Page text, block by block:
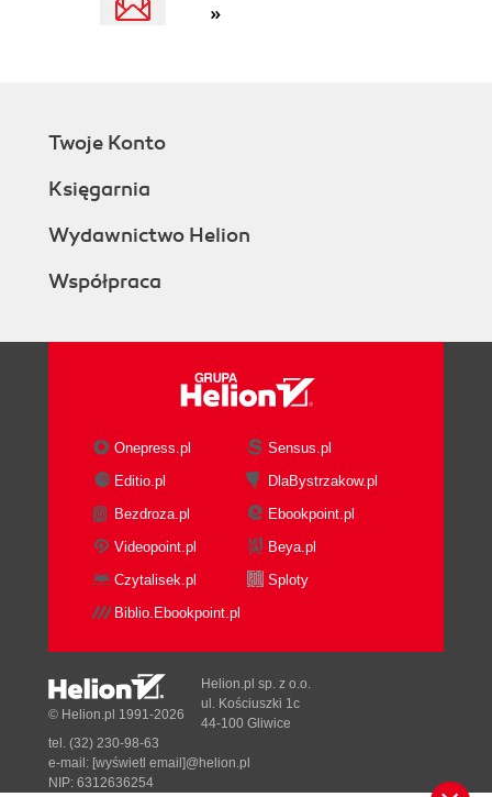
»
Twoje Konto
Księgarnia
Wydawnictwo Helion
Współpraca
Onepress.pl
Sensus.pl
Editio.pl
DlaBystrzakow.pl
Bezdroza.pl
Ebookpoint.pl
Videopoint.pl
Beya.pl
Czytalisek.pl
Sploty
Biblio.Ebookpoint.pl
© Helion.pl 1991-2026
Helion.pl sp. z o.o.
ul. Kościuszki 1c
44-100 Gliwice
tel. (32) 230-98-63
e-mail: [wyświetl email]@helion.pl
NIP: 6312636254